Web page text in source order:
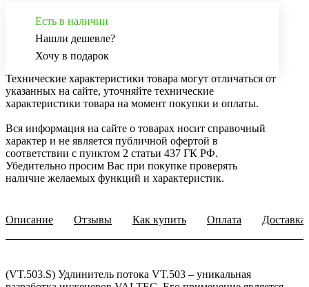
Есть в наличии
Нашли дешевле?
Хочу в подарок
Технические характеристики товара могут отличаться от
указанных на сайте, уточняйте технические
характеристики товара на момент покупки и оплаты.
Вся информация на сайте о товарах носит справочный
характер и не является публичной офертой в
соответствии с пунктом 2 статьи 437 ГК РФ.
Убедительно просим Вас при покупке проверять
наличие желаемых функций и характеристик.
Описание Отзывы Как купить Оплата Доставка
(VT.503.S) Удлинитель потока VT.503 – уникальная